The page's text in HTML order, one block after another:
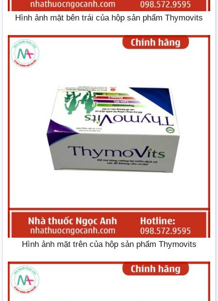
Hình ảnh mặt bên trái của hộp sản phẩm Thymovits
Hình ảnh mặt trên của hộp sản phẩm Thymovits